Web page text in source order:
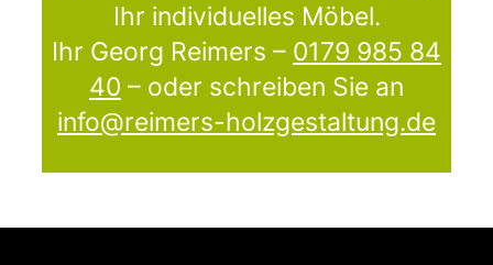
Ihr individuelles Möbel.
Ihr Georg Reimers – 0179 985 84
40 – oder schreiben Sie an
info@reimers-holzgestaltung.de